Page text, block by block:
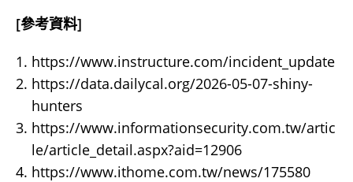
[參考資料]
https://www.instructure.com/incident_update
https://data.dailycal.org/2026-05-07-shiny-
hunters
https://www.informationsecurity.com.tw/artic
le/article_detail.aspx?aid=12906
https://www.ithome.com.tw/news/175580